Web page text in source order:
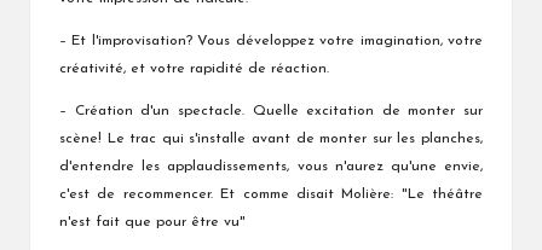
– Et l'improvisation? Vous développez votre imagination, votre
créativité, et votre rapidité de réaction.
– Création d'un spectacle. Quelle excitation de monter sur
scène! Le trac qui s'installe avant de monter sur les planches,
d'entendre les applaudissements, vous n'aurez qu'une envie,
c'est de recommencer. Et comme disait Molière: "Le théâtre
n'est fait que pour être vu"